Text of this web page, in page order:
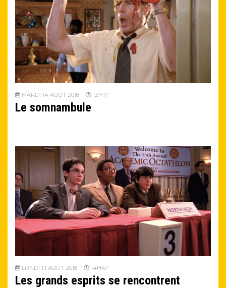
MARDI 14 AOÛT 2018 12H17
Le somnambule
LUNDI 13 AOÛT 2018 14H47
Les grands esprits se rencontrent